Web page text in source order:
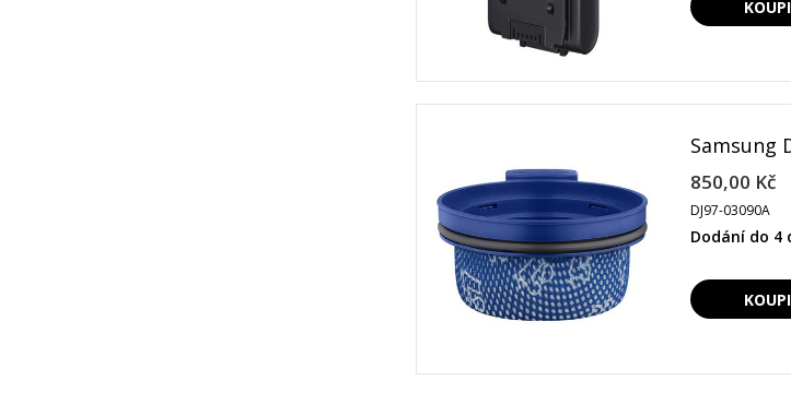
Samsung
850,00 Kč
DJ97-03090A
Dodání do 4